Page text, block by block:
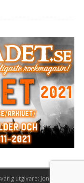
utgivare: Jonas Lööw